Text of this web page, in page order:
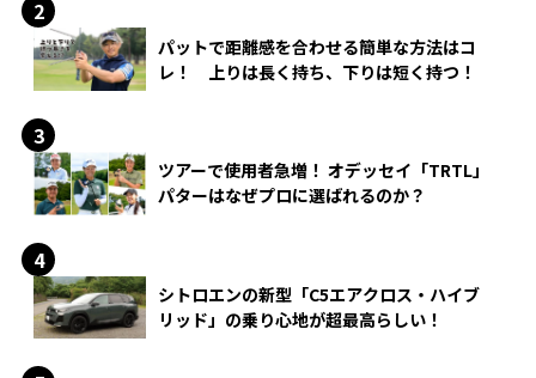
パットで距離感を合わせる簡単な方法はコ
レ！ 上りは長く持ち、下りは短く持つ！
ツアーで使用者急増！ オデッセイ「TRTL」
パターはなぜプロに選ばれるのか？
シトロエンの新型「C5エアクロス・ハイブ
リッド」の乗り心地が超最高らしい！